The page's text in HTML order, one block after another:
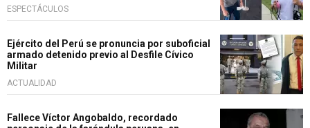
ESPECTÁCULOS
Ejército del Perú se pronuncia por suboficial
armado detenido previo al Desfile Cívico
Militar
ACTUALIDAD
Fallece Víctor Angobaldo, recordado